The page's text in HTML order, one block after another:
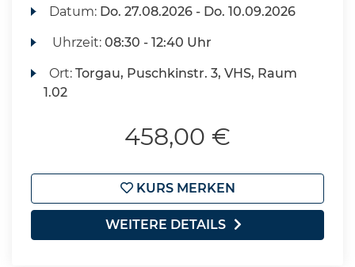
Datum: Do. 27.08.2026 - Do. 10.09.2026
Uhrzeit:08:30 - 12:40 Uhr
Ort:Torgau, Puschkinstr. 3, VHS, Raum
1.02
458,00 €
KURS MERKEN
WEITERE DETAILS